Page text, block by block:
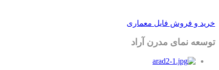
خرید و فروش فایل معماری
توسعه نمای مدرن آراد